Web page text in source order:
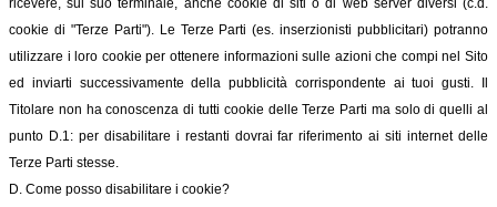
ricevere, sul suo terminale, anche cookie di siti o di web server diversi (c.d.
cookie di "Terze Parti"). Le Terze Parti (es. inserzionisti pubblicitari) potranno
utilizzare i loro cookie per ottenere informazioni sulle azioni che compi nel Sito
ed inviarti successivamente della pubblicità corrispondente ai tuoi gusti. Il
Titolare non ha conoscenza di tutti cookie delle Terze Parti ma solo di quelli al
punto D.1: per disabilitare i restanti dovrai far riferimento ai siti internet delle
Terze Parti stesse.
D. Come posso disabilitare i cookie?